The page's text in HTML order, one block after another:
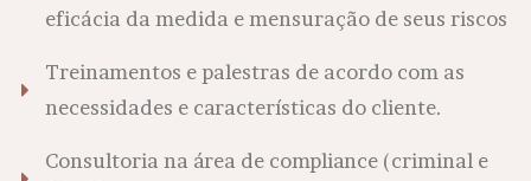
eficácia da medida e mensuração de seus riscos
Treinamentos e palestras de acordo com as
necessidades e características do cliente.
Consultoria na área de compliance (criminal e